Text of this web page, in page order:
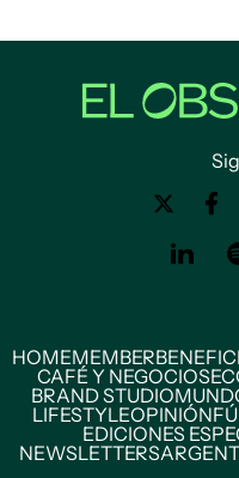
HOMEMEMBER
CAFÉ Y NEGOCIOS
BRAND STUDIO
LIFESTYLEOPINIÓN
EDICIONES
NEWSLETTERS